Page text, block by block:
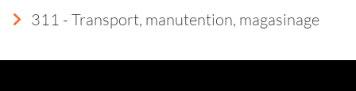
311 - Transport, manutention, magasinage